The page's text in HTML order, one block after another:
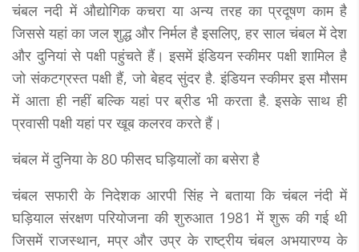
चंबल नदी में औद्योगिक कचरा या अन्य तरह का प्रदूषण काम है
जिससे यहां का जल शुद्ध और निर्मल है इसलिए, हर साल चंबल में देश
और दुनियां से पक्षी पहुंचते हैं। इसमें इंडियन स्कीमर पक्षी शामिल है
जो संकटग्रस्त पक्षी हैं, जो बेहद सुंदर है. इंडियन स्कीमर इस मौसम
में आता ही नहीं बल्कि यहां पर ब्रीड भी करता है. इसके साथ ही
प्रवासी पक्षी यहां पर खूब कलरव करते हैं।
चंबल में दुनिया के 80 फीसद घड़ियालों का बसेरा है
चंबल सफारी के निदेशक आरपी सिंह ने बताया कि चंबल नंदी में
घड़ियाल संरक्षण परियोजना की शुरुआत 1981 में शुरू की गई थी
जिसमें राजस्थान, मप्र और उप्र के राष्ट्रीय चंबल अभयारण्य के